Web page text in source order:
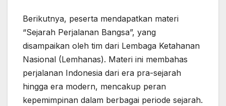
Berikutnya, peserta mendapatkan materi
“Sejarah Perjalanan Bangsa”, yang
disampaikan oleh tim dari Lembaga Ketahanan
Nasional (Lemhanas). Materi ini membahas
perjalanan Indonesia dari era pra-sejarah
hingga era modern, mencakup peran
kepemimpinan dalam berbagai periode sejarah.